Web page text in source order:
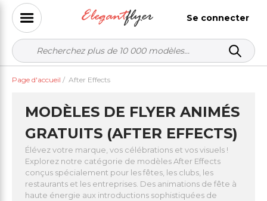
Se connecter
Page d'accueil / After Effects
MODÈLES DE FLYER ANIMÉS
GRATUITS (AFTER EFFECTS)
Élévez votre marque, vos célébrations et vos visuels !
Explorez notre catégorie de modèles After Effects
conçus spécialement pour les fêtes, les clubs, les
restaurants et les entreprises. Des animations de fête à
haute énergie aux introductions sophistiquées de